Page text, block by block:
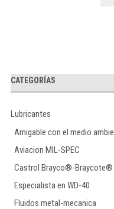
CATEGORÍAS
Lubricantes
Amigable con el medio
Aviacion MIL-SPEC
Castrol Brayco®-Braycote®
Especialista en WD-40
Fluidos metal-mecanica